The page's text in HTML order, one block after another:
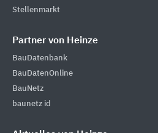
Stellenmarkt
Partner von Heinze
BauDatenbank
BauDatenOnline
BauNetz
baunetz id